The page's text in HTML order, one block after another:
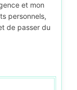
et mon
personnels,
de passer du